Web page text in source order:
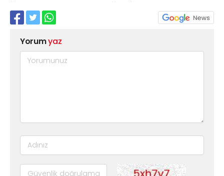
Yorumyaz